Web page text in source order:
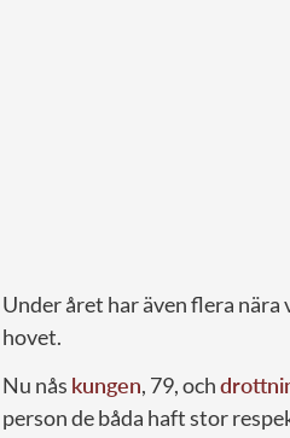
Under året har även flera
hovet.
Nu nås kungen, 79, och
person de båda haft stor